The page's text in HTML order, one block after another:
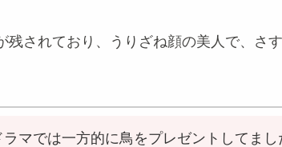
残されており、うりざね顔の美人で、さ
ラマでは一方的に鳥をプレゼントしてま